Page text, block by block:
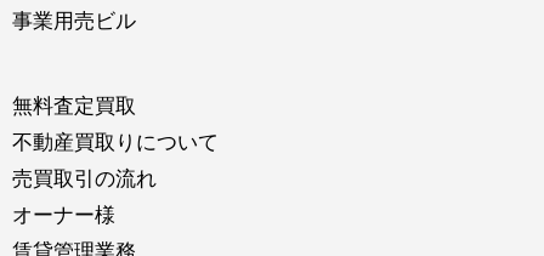
事業用売ビル
無料査定買取
不動産買取りについて
売買取引の流れ
オーナー様